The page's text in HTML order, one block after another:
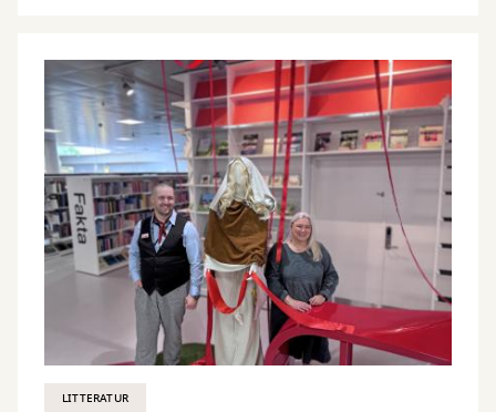
LITTERATUR